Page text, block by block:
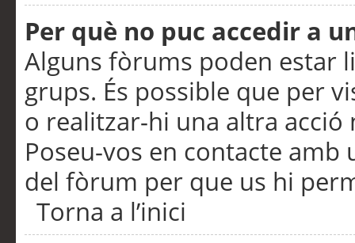
Per què no puc accedir a
Alguns fòrums poden estar
grups. És possible que per
o realitzar-hi una altra acció
Poseu-vos en contacte
del fòrum per que us hi
Torna a l’inici